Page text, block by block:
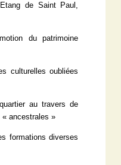
de Saint Paul,
du patrimoine
culturelles oubliées
au travers de
ancestrales »
formations diverses